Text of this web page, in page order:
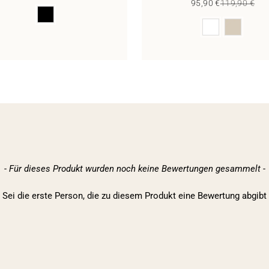
Color
Sale price
95,90 €Regular price
119,90 €
Color
- Für dieses Produkt wurden noch keine Bewertungen gesammelt -
Sei die erste Person, die zu diesem Produkt eine Bewertung abgibt